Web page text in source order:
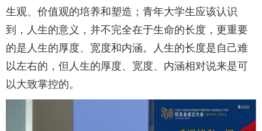
生观、价值观的培养和塑造；青年大学生应该认识
到，人生的意义，并不完全在于生命的长度，更重要
的是人生的厚度、宽度和内涵。人生的长度是自己难
以左右的，但人生的厚度、宽度、内涵相对说来是可
以大致掌控的。